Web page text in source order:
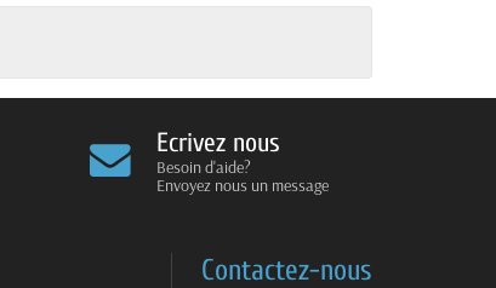
Ecrivez nous
Besoin d'aide?
Envoyez nous un message
Contactez-nous